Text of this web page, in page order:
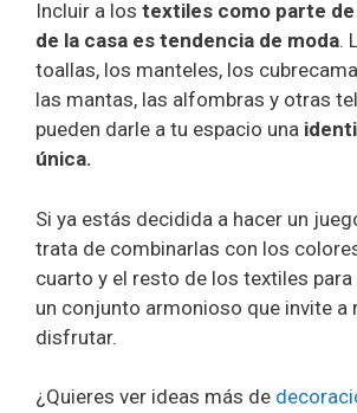
Incluir a los textiles como parte
de la casa es tendencia de moda.
toallas, los manteles, los
las mantas, las alfombras y otras
pueden darle a tu espacio una
única.
Si ya estás decidida a hacer un
trata de combinarlas con los
cuarto y el resto de los textiles
un conjunto armonioso que invite a
disfrutar.
¿Quieres ver ideas más de